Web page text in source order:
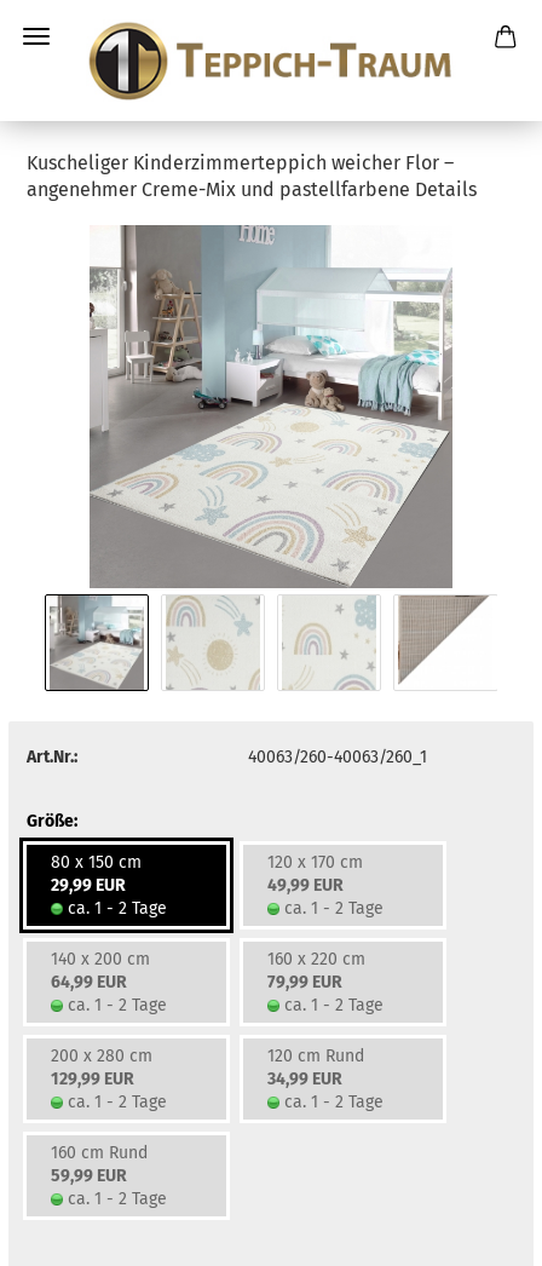
Kuscheliger Kinderzimmerteppich weicher Flor –
angenehmer Creme-Mix und pastellfarbene Details
Art.Nr.: 40063/260-40063/260_1
Größe:
80 x 150 cm
29,99 EUR
ca. 1 - 2 Tage
120 x 170 cm
49,99 EUR
ca. 1 - 2 Tage
140 x 200 cm
64,99 EUR
ca. 1 - 2 Tage
160 x 220 cm
79,99 EUR
ca. 1 - 2 Tage
200 x 280 cm
129,99 EUR
ca. 1 - 2 Tage
120 cm Rund
34,99 EUR
ca. 1 - 2 Tage
160 cm Rund
59,99 EUR
ca. 1 - 2 Tage